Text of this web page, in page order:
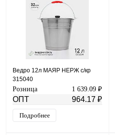
Ведро 12л МАЯР НЕРЖ с/кр
315040
Розница 1 639.09 ₽
ОПТ 964.17 ₽
Подробнее